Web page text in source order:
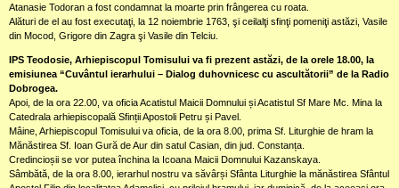
Atanasie Todoran a fost condamnat la moarte prin frângerea cu roata.
Alături de el au fost executaţi, la 12 noiembrie 1763, şi ceilalţi sfinţi pomeniţi astăzi, Vasile
din Mocod, Grigore din Zagra şi Vasile din Telciu.
IPS Teodosie, Arhiepiscopul Tomisului va fi prezent astăzi, de la orele 18.00, la
emisiunea “Cuvântul ierarhului – Dialog duhovnicesc cu ascultătorii” de la Radio
Dobrogea.
Apoi, de la ora 22.00, va oficia Acatistul Maicii Domnului și Acatistul Sf Mare Mc. Mina la
Catedrala arhiepiscopală Sfinții Apostoli Petru și Pavel.
Mâine, Arhiepiscopul Tomisului va oficia, de la ora 8.00, prima Sf. Liturghie de hram la
Mănăstirea Sf. Ioan Gură de Aur din satul Casian, din jud. Constanța.
Credincioșii se vor putea închina la Icoana Maicii Domnului Kazanskaya.
Sâmbătă, de la ora 8.00, ierarhul nostru va săvârși Sfânta Liturghie la mănăstirea Sfântul